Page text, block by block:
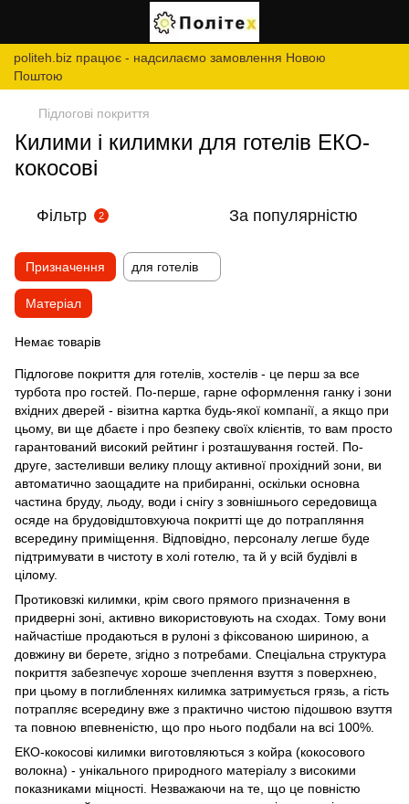
politeh.biz працює - надсилаємо замовлення Новою
Поштою
Підлогові покриття
Килими і килимки для готелів ЕКО-
кокосові
Фільтр 2 За популярністю
Призначення для готелів
Матеріал
Немає товарів
Підлогове покриття для готелів, хостелів - це перш за все
турбота про гостей. По-перше, гарне оформлення ганку і зони
вхідних дверей - візитна картка будь-якої компанії, а якщо при
цьому, ви ще дбаєте і про безпеку своїх клієнтів, то вам просто
гарантований високий рейтинг і розташування гостей. По-
друге, застеливши велику площу активної прохідний зони, ви
автоматично заощадите на прибиранні, оскільки основна
частина бруду, льоду, води і снігу з зовнішнього середовища
осяде на брудовідштовхуюча покритті ще до потрапляння
всередину приміщення. Відповідно, персоналу легше буде
підтримувати в чистоту в холі готелю, та й у всій будівлі в
цілому.
Протиковзкі килимки, крім свого прямого призначення в
придверні зоні, активно використовують на сходах. Тому вони
найчастіше продаються в рулоні з фіксованою шириною, а
довжину ви берете, згідно з потребами. Спеціальна структура
покриття забезпечує хороше зчеплення взуття з поверхнею,
при цьому в поглибленнях килимка затримується грязь, а гість
потрапляє всередину вже з практично чистою підошвою взуття
та повною впевненістю, що про нього подбали на всі 100%.
ЕКО-кокосові килимки виготовляються з койра (кокосового
волокна) - унікального природного матеріалу з високими
показниками міцності. Незважаючи на те, що це повністю